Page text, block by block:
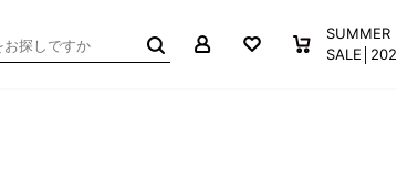
お気に入り買い物か
SUMMER